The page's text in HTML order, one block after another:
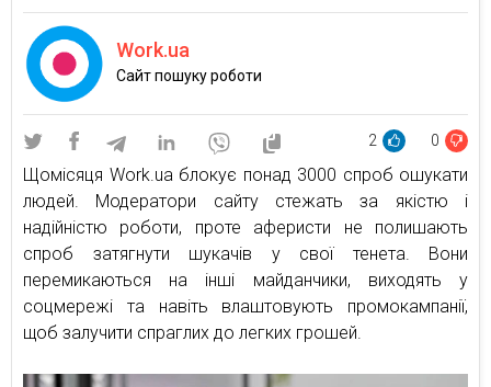
Work.ua
Cайт пошуку роботи
2 0
Щомісяця Work.ua блокує понад 3000 спроб ошукати
людей. Модератори сайту стежать за якістю і
надійністю роботи, проте аферисти не полишають
спроб затягнути шукачів у свої тенета. Вони
перемикаються на інші майданчики, виходять у
соцмережі та навіть влаштовують промокампанії,
щоб залучити спраглих до легких грошей.